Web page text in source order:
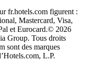
fr.hotels.com figurent :
Mastercard, Visa,
et Eurocard.© 2026
Group. Tous droits
sont des marques
L.P.